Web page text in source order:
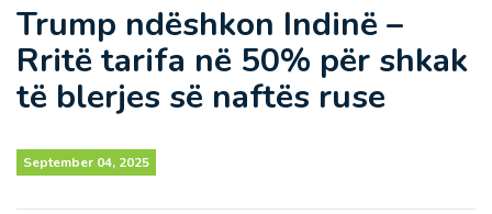
Trump ndëshkon Indinë –
Rritë tarifa në 50% për shkak
të blerjes së naftës ruse
September 04, 2025